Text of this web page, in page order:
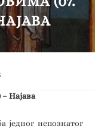
Најава
једног непознатог